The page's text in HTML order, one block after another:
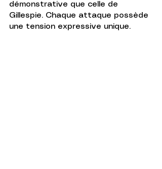
démonstrative que celle de
Gillespie. Chaque attaque possède
une tension expressive unique.